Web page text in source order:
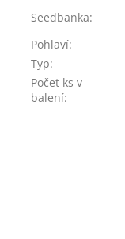
Seedbanka:
Pohlaví:
Typ:
Počet ks v
balení: